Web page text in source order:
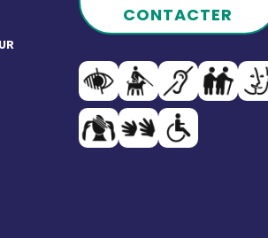
CONTACTER